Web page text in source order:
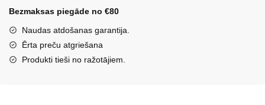
Big
Star
MM174333
daudzums
Bezmaksas piegāde no €80
Naudas atdošanas garantija.
Ērta preču atgriešana
Produkti tieši no ražotājiem.